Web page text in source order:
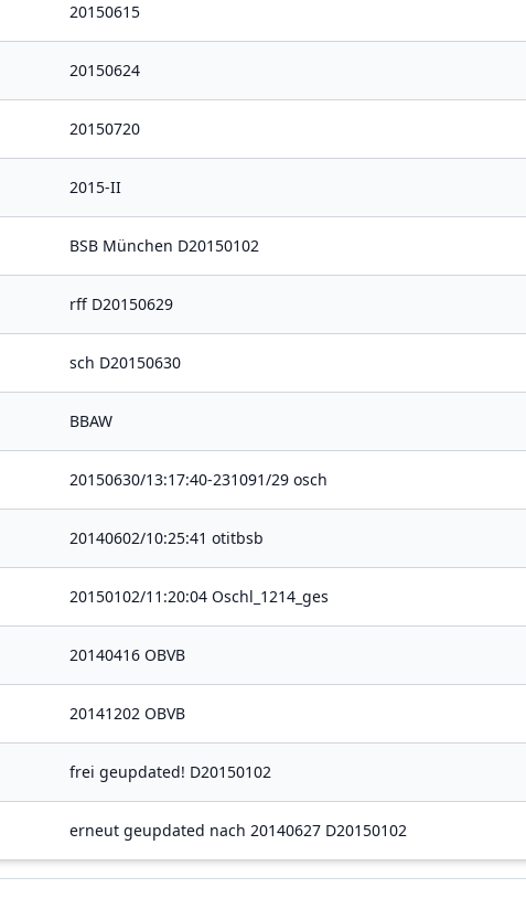
20150615
20150624
20150720
2015-II
BSB München D20150102
rff D20150629
sch D20150630
BBAW
20150630/13:17:40-231091/29 osch
20140602/10:25:41 otitbsb
20150102/11:20:04 Oschl_1214_ges
20140416 OBVB
20141202 OBVB
frei geupdated! D20150102
erneut geupdated nach 20140627 D20150102